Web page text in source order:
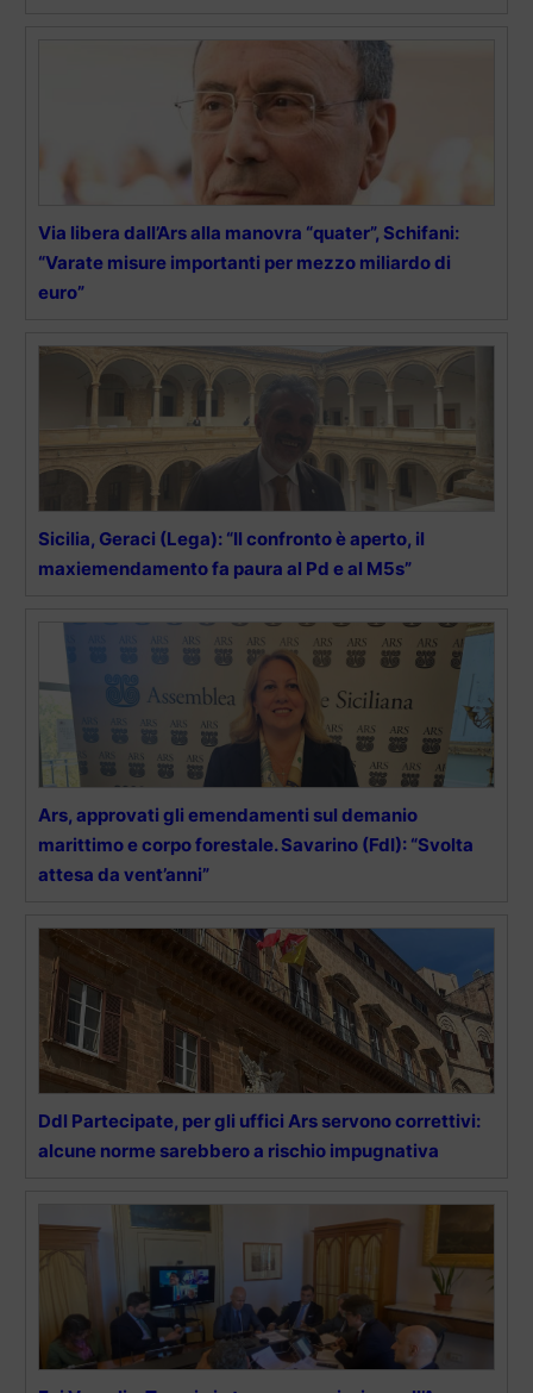
Via libera dall’Ars alla manovra “quater”, Schifani:
“Varate misure importanti per mezzo miliardo di
euro”
Sicilia, Geraci (Lega): “Il confronto è aperto, il
maxiemendamento fa paura al Pd e al M5s”
Ars, approvati gli emendamenti sul demanio
marittimo e corpo forestale. Savarino (FdI): “Svolta
attesa da vent’anni”
Ddl Partecipate, per gli uffici Ars servono correttivi:
alcune norme sarebbero a rischio impugnativa